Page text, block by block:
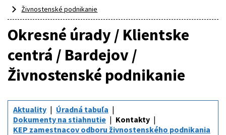
Živnostenské podnikanie
Okresné úrady / Klientske
centrá / Bardejov /
Živnostenské podnikanie
Aktuality
Úradná tabuľa
Dokumenty na stiahnutie
Kontakty
KEP zamestnacov odboru živnostenského podnikania